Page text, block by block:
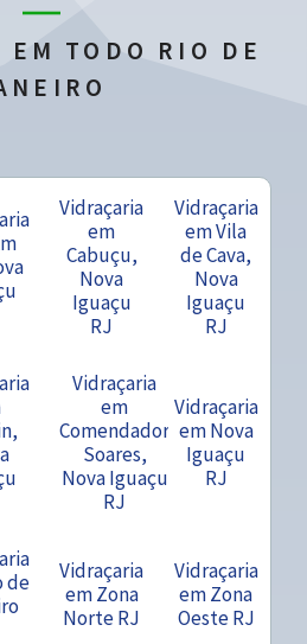
EM TODO RIO DE
Vidraçaria
em
Cabuçu,
Nova
Iguaçu
RJ
Vidraçaria
em Vila
de Cava,
Nova
Iguaçu
RJ
Vidraçaria
em
Comendador
Soares,
Nova Iguaçu
RJ
Vidraçaria
em Nova
Iguaçu
RJ
de
Vidraçaria
em Zona
Norte RJ
Vidraçaria
em Zona
Oeste RJ